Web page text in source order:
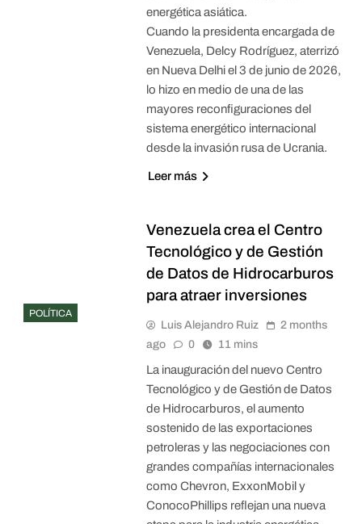
energética asiática.
Cuando la presidenta encargada de
Venezuela, Delcy Rodríguez, aterrizó
en Nueva Delhi el 3 de junio de 2026,
lo hizo en medio de una de las
mayores reconfiguraciones del
sistema energético internacional
desde la invasión rusa de Ucrania.
Leer más
POLÍTICA
Venezuela crea el Centro
Tecnológico y de Gestión
de Datos de Hidrocarburos
para atraer inversiones
Luis Alejandro Ruiz
2 months
ago
0 11 mins
La inauguración del nuevo Centro
Tecnológico y de Gestión de Datos
de Hidrocarburos, el aumento
sostenido de las exportaciones
petroleras y las negociaciones con
grandes compañías internacionales
como Chevron, ExxonMobil y
ConocoPhillips reflejan una nueva